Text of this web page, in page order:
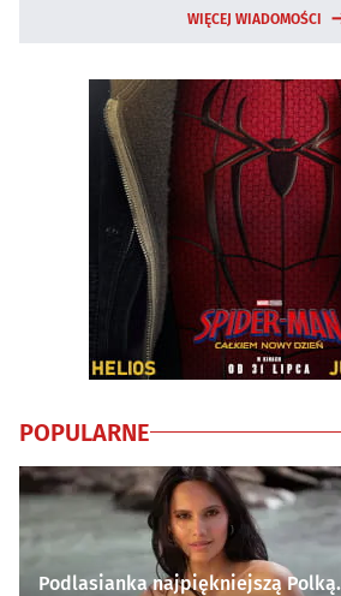
WIĘCEJ WIADOMOŚCI
POPULARNE
Podlasianka najpiękniejszą Polką.